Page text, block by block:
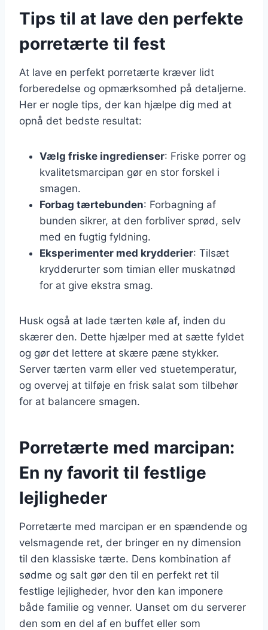
Tips til at lave den perfekte
porretærte til fest
At lave en perfekt porretærte kræver lidt
forberedelse og opmærksomhed på detaljerne.
Her er nogle tips, der kan hjælpe dig med at
opnå det bedste resultat:
Vælg friske ingredienser: Friske porrer og
kvalitetsmarcipan gør en stor forskel i
smagen.
Forbag tærtebunden: Forbagning af
bunden sikrer, at den forbliver sprød, selv
med en fugtig fyldning.
Eksperimenter med krydderier: Tilsæt
krydderurter som timian eller muskatnød
for at give ekstra smag.
Husk også at lade tærten køle af, inden du
skærer den. Dette hjælper med at sætte fyldet
og gør det lettere at skære pæne stykker.
Server tærten varm eller ved stuetemperatur,
og overvej at tilføje en frisk salat som tilbehør
for at balancere smagen.
Porretærte med marcipan:
En ny favorit til festlige
lejligheder
Porretærte med marcipan er en spændende og
velsmagende ret, der bringer en ny dimension
til den klassiske tærte. Dens kombination af
sødme og salt gør den til en perfekt ret til
festlige lejligheder, hvor den kan imponere
både familie og venner. Uanset om du serverer
den som en del af en buffet eller som